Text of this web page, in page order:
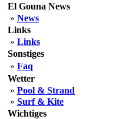
El Gouna News
» News
Links
» Links
Sonstiges
» Faq
Wetter
» Pool & Strand
» Surf & Kite
Wichtiges